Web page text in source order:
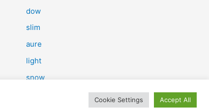
dow
slim
aure
light
snow
Cookie Settings Accept All